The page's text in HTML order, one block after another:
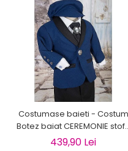
Costumase baieti - Costum
Botez baiat CEREMONIE
albastra, 6 piese
439,90 Lei